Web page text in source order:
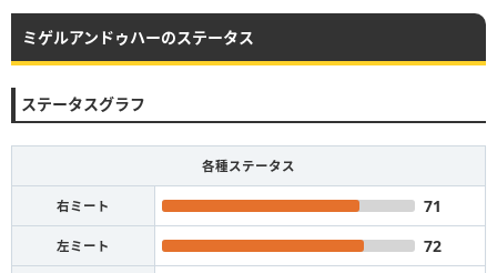
ミゲルアンドゥハーのステータス
ステータスグラフ
各種ステータス
右ミート 71
左ミート 72